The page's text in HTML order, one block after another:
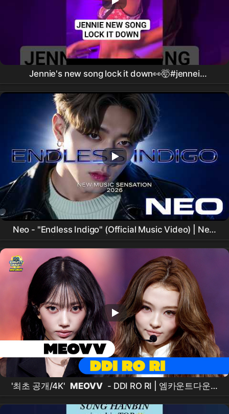
Jennie's new song lock it down👀🤯#jennei
#trendingshorts #viralvideo #youtubeshorts
#fypviralシ #kpop
Neo - "Endless Indigo" (Official Music Video) | New
Artist | Korean boy |New Music Video 2026
'최초 공개/4K' MEOVV - DDI RO RI | 엠카운트다운 X
메가콘서트 | #엠카운트다운 EP.931 | Mnet 260604
방송